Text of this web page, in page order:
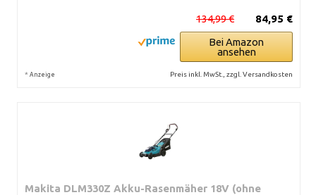
84,95 €
134,99 €
Bei Amazon
ansehen
* Anzeige Preis inkl. MwSt., zzgl. Versandkosten
Makita DLM330Z Akku-Rasenmäher 18V (ohne